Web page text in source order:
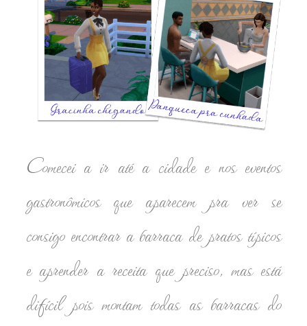
Comecei a ir até a cidade e nos eventos
gastronômicos que aparecem pra ver se
consigo encontrar a barraca de pratos típicos
e aprender a receita que preciso, mas está
difícil pois montam todas as barracas do